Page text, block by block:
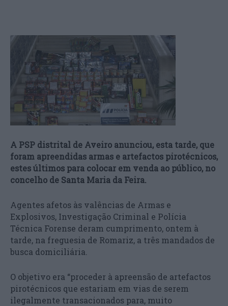
A PSP distrital de Aveiro anunciou, esta tarde, que
foram apreendidas armas e artefactos pirotécnicos,
estes últimos para colocar em venda ao público, no
concelho de Santa Maria da Feira.
Agentes afetos às valências de Armas e
Explosivos, Investigação Criminal e Polícia
Técnica Forense deram cumprimento, ontem à
tarde, na freguesia de Romariz, a três mandados de
busca domiciliária.
O objetivo era “proceder à apreensão de artefactos
pirotécnicos que estariam em vias de serem
ilegalmente transacionados para, muito